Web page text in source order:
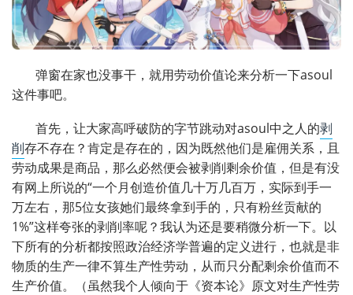
弹窗在家也没事干，就用劳动价值论来分析一下asoul
这件事吧。
首先，让大家高呼破防的字节跳动对asoul中之人的剥
削存不存在？肯定是存在的，因为既然他们是雇佣关系，且
劳动成果是商品，那么必然便会被剥削剩余价值，但是有没
有网上所说的“一个月创造价值几十万几百万，实际到手一
万左右，那5位女孩她们最终拿到手的，只有粉丝贡献的
1%”这样夸张的剥削率呢？我认为还是要稍微分析一下。以
下所有的分析都按照政治经济学普遍的定义进行，也就是非
物质的生产一律不算生产性劳动，从而只分配剩余价值而不
生产价值。（虽然我个人倾向于《资本论》原文对生产性劳